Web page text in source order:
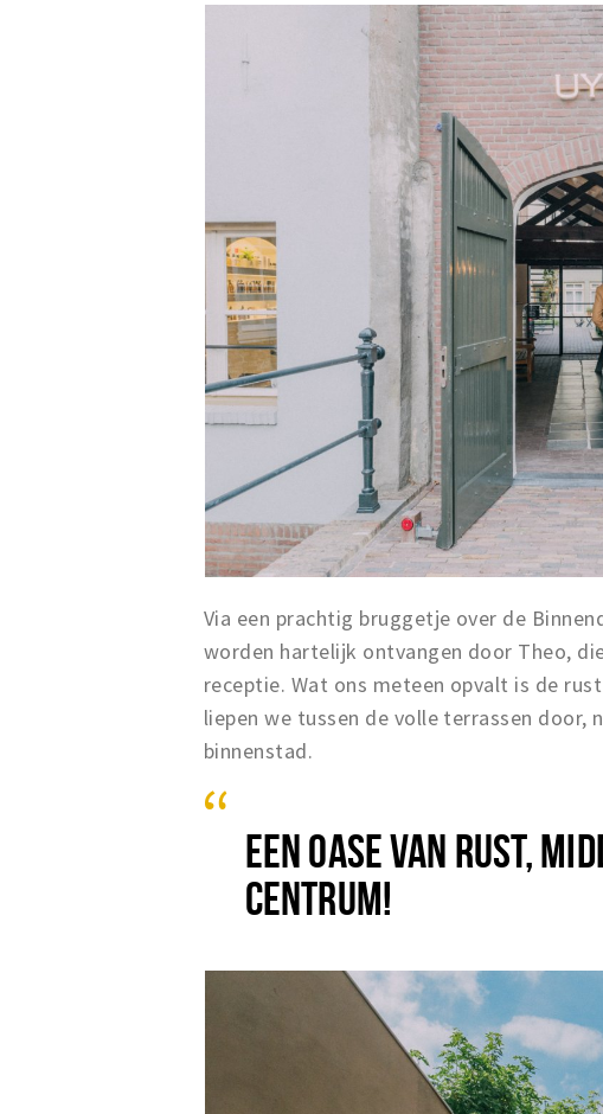
Via een prachtig bruggetje over de
worden hartelijk ontvangen door Theo,
receptie. Wat ons meteen opvalt is de
liepen we tussen de volle terrassen door,
binnenstad.
EEN OASE VAN RUST,
CENTRUM!